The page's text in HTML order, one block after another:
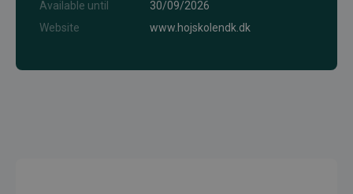
Available until
30/09/2026
Website
www.hojskolendk.dk